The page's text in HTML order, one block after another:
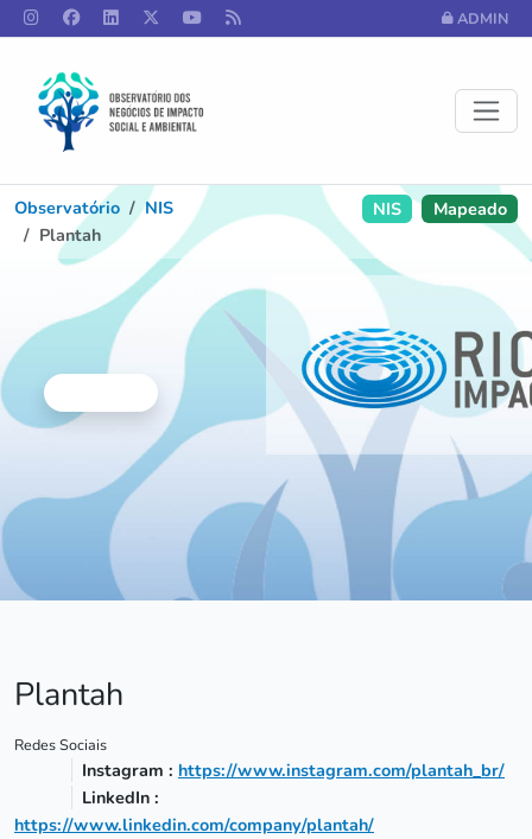
ADMIN
Observatório
NIS
Plantah
NIS Mapeado
Plantah
Redes Sociais
Instagram : https://www.instagram.com/plantah_br/
LinkedIn :
https://www.linkedin.com/company/plantah/